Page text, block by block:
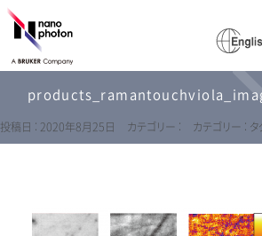
投稿日 : 2020年8月25日 カテゴリー : カテゴリー : タ